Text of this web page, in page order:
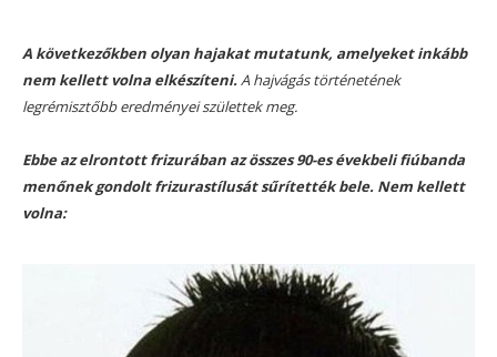
A következőkben olyan hajakat mutatunk, amelyeket inkább
nem kellett volna elkészíteni.A hajvágás történetének
legrémisztőbb eredményei születtek meg.
Ebbe az elrontott frizurában az összes 90-es évekbeli fiúbanda
menőnek gondolt frizurastílusát sűrítették bele. Nem kellett
volna: